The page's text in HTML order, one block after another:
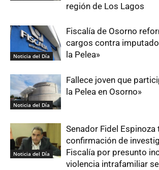
región de Los Lagos
Noticia del Día
Fiscalía de Osorno
cargos contra
la Pelea»
Noticia del Día
Fallece joven que
la Pelea en Osorno»
Noticia del Día
Senador Fidel Espinoza
confirmación de
Fiscalía por presunto
violencia intrafamiliar